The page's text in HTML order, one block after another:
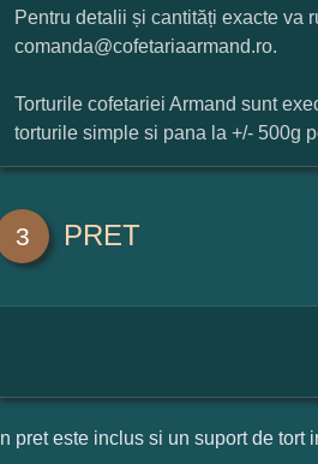
Pentru detalii și cantități exacte va
comanda@cofetariaarmand.ro.
Torturile cofetariei Armand sunt
torturile simple si pana la +/- 500g
3 PRET
In pret este inclus si un suport de tort